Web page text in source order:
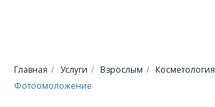
Главная / Услуги / Взрослым / Косметология
Фотоомоложение